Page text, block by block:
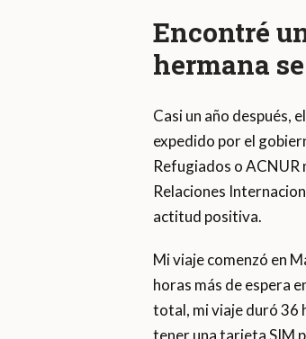
Encontré
hermana
Casi un año después,
expedido por el
Refugiados o ACNUR
Relaciones
actitud positiva.
Mi viaje comenzó en
horas más de espera
total, mi viaje duró 36